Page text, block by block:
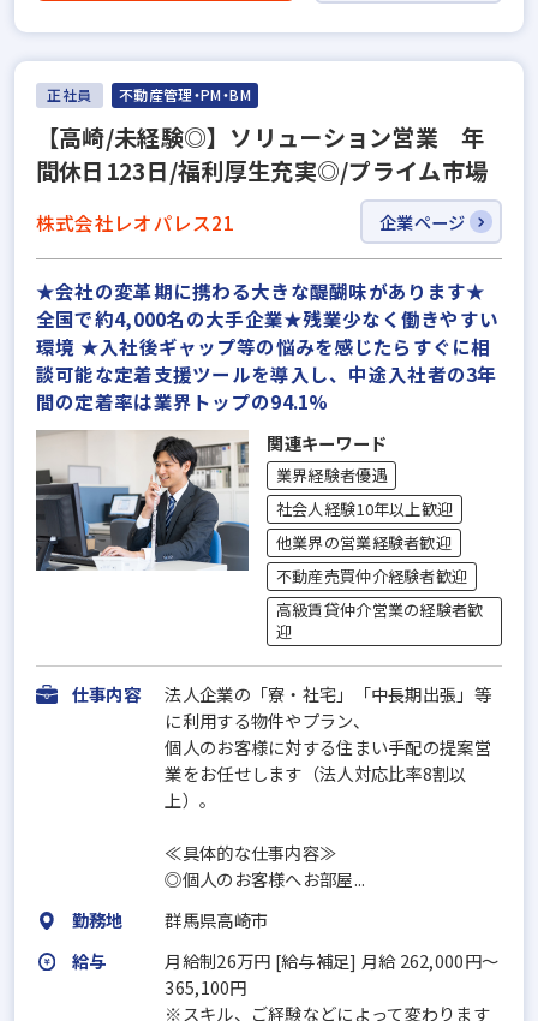
正社員 不動産管理・PM・BM
【高崎/未経験◎】ソリューション営業 年
間休日123日/福利厚生充実◎/プライム市場
株式会社レオパレス21 企業ページ
★会社の変革期に携わる大きな醍醐味があります★
全国で約4,000名の大手企業★残業少なく働きやすい
環境 ★入社後ギャップ等の悩みを感じたらすぐに相
談可能な定着支援ツールを導入し、中途入社者の3年
間の定着率は業界トップの94.1%
関連キーワード
業界経験者優遇
社会人経験10年以上歓迎
他業界の営業経験者歓迎
不動産売買仲介経験者歓迎
高級賃貸仲介営業の経験者歓
迎
仕事内容
法人企業の「寮・社宅」「中長期出張」等
に利用する物件やプラン、
個人のお客様に対する住まい手配の提案営
業をお任せします（法人対応比率8割以
上）。
≪具体的な仕事内容≫
◎個人のお客様へお部屋...
勤務地
群馬県高崎市
給与
月給制26万円 [給与補足] 月給 262,000円～
365,100円
※スキル、ご経験などによって変わります